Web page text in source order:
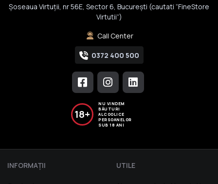
Șoseaua Virtuții, nr 56E, Sector 6, București (cautati “FineStore
Virtutii”)
Call Center
0372 400 500
18+
NU VINDEM
BĂUTURI
ALCOOLICE
PERSOANELOR
SUB 18 ANI
INFORMAŢII UTILE